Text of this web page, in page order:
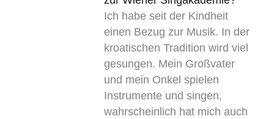
Ich habe seit der Kindheit
einen Bezug zur Musik. In der
kroatischen Tradition wird viel
gesungen. Mein Großvater
und mein Onkel spielen
Instrumente und singen,
wahrscheinlich hat mich auch